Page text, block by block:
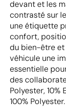
devant et les
contrasté sur
une étiquette
confort,
du bien-être et
véhicule une
essentielle
des
Polyester, 10%
100% Polyester.